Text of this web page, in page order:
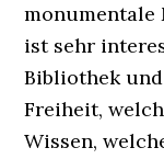
monumentale
ist sehr
Bibliothek
Freiheit,
Wissen,